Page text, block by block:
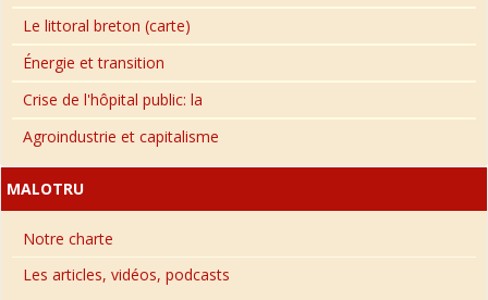
Le littoral breton (carte)
Énergie et transition
Crise de l'hôpital public: la
Agroindustrie et capitalisme
MALOTRU
Notre charte
Les articles, vidéos, podcasts